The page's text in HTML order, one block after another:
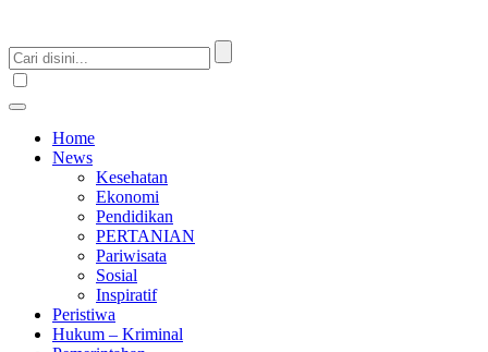
Home
News
Kesehatan
Ekonomi
Pendidikan
PERTANIAN
Pariwisata
Sosial
Inspiratif
Peristiwa
Hukum – Kriminal